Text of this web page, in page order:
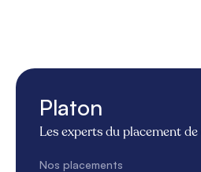
Platon
Les experts du placement
Nos placements